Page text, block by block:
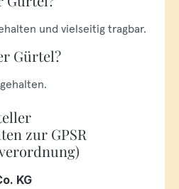
und vielseitig tragbar.
Gürtel?
zur GPSR
KG